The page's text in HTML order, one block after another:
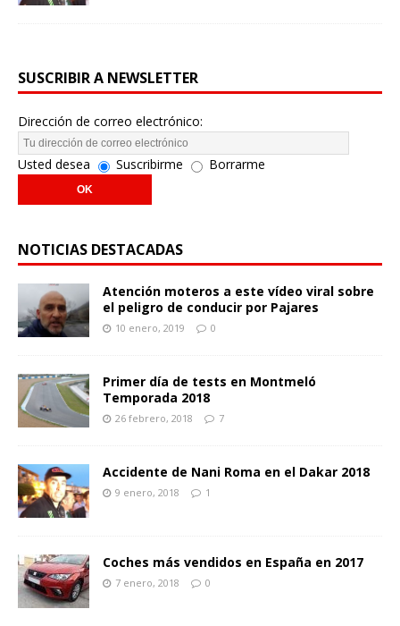
SUSCRIBIR A NEWSLETTER
Dirección de correo electrónico:
Usted desea Suscribirme Borrarme
NOTICIAS DESTACADAS
Atención moteros a este vídeo viral sobre
el peligro de conducir por Pajares
10 enero, 2019 0
Primer día de tests en Montmeló
Temporada 2018
26 febrero, 2018 7
Accidente de Nani Roma en el Dakar 2018
9 enero, 2018 1
Coches más vendidos en España en 2017
7 enero, 2018 0